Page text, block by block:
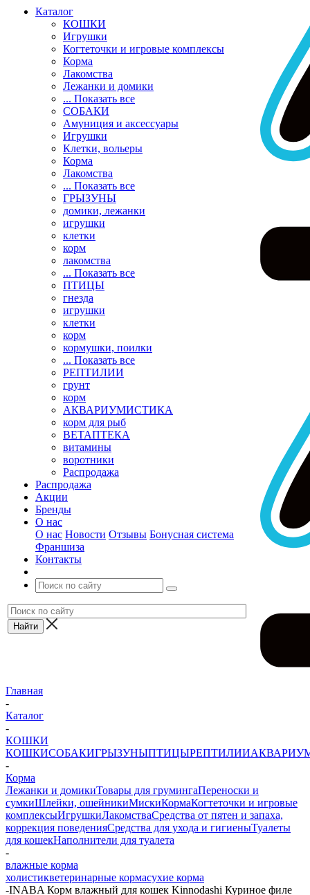
Каталог
КОШКИ
Игрушки
Когтеточки и игровые комплексы
Корма
Лакомства
Лежанки и домики
... Показать все
СОБАКИ
Амуниция и аксессуары
Игрушки
Клетки, вольеры
Корма
Лакомства
... Показать все
ГРЫЗУНЫ
домики, лежанки
игрушки
клетки
корм
лакомства
... Показать все
ПТИЦЫ
гнезда
игрушки
клетки
корм
кормушки, поилки
... Показать все
РЕПТИЛИИ
грунт
корм
АКВАРИУМИСТИКА
корм для рыб
ВЕТАПТЕКА
витамины
воротники
Распродажа
Распродажа
Акции
Бренды
О нас
О нас Новости Отзывы Бонусная система
Франшиза
Контакты
Главная
-
Каталог
-
КОШКИ
КОШКИСОБАКИГРЫЗУНЫПТИЦЫРЕПТИЛИИ
-
Корма
Лежанки и домикиТовары для грумингаПереноски и
сумкиШлейки, ошейникиМискиКормаКогтеточки и игровые
комплексыИгрушкиЛакомстваСредства от пятен и запаха,
коррекция поведенияСредства для ухода и гигиеныТуалеты
для кошекНаполнители для туалета
-
влажные корма
холистикветеринарные кормасухие корма
-INABA Корм влажный для кошек Kinnodashi Куриное филе